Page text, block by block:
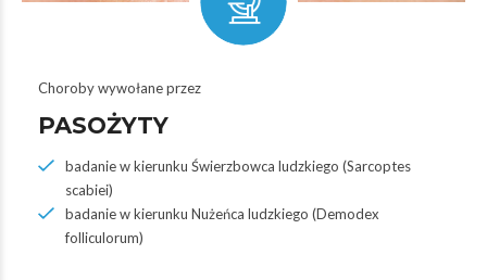
Choroby wywołane przez
PASOŻYTY
badanie w kierunku Świerzbowca ludzkiego (Sarcoptes
scabiei)
badanie w kierunku Nużeńca ludzkiego (Demodex
folliculorum)